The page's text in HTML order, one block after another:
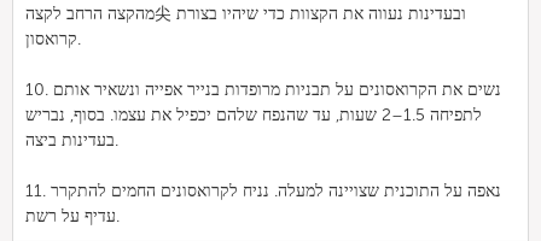
מהקצה הרחב לקצה尖 ובעדינות נעווה את הקצוות כדי שיהיו בצורת
קרואסון.
10. נשים את הקרואסונים על תבניות מרופדות בנייר אפייה ונשאיר אותם
לתפיחה 1.5–2 שעות, עד שהנפח שלהם יכפיל את עצמו. בסוף, נבריש
בעדינות ביצה.
11. נאפה על התוכנית שצויינה למעלה. נניח לקרואסונים החמים להתקרר
עדיף על רשת.